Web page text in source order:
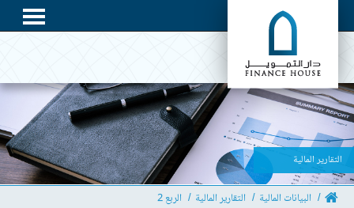
التقارير المالية
البيانات المالية التقارير المالية
الربع 2